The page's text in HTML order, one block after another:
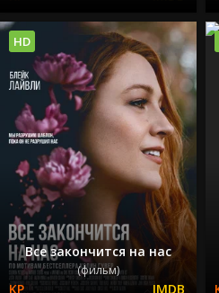
Все закончится на нас
(фильм)
HD